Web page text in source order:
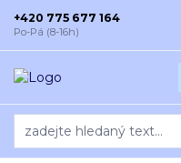
+420 775 677 164
Po-Pá (8-16h)